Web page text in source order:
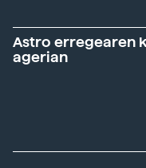
Astro erregearen
agerian